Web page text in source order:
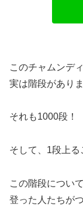
このチャムンデ
実は階段がありま
それも1000段！
そして、1段上る
この階段につい
登った人たちが